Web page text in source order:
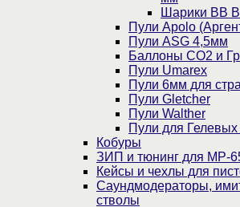
Шарики BB
Пули Apolo
Пули ASG 4,5мм
Баллоны CO2 и
Пули Umarex
Пули 6мм для
Пули Gletcher
Пули Walther
Пули для
Кобуры
ЗИП и тюнинг для МР-
Кейсы и чехлы для
Саундмодераторы,
стволы